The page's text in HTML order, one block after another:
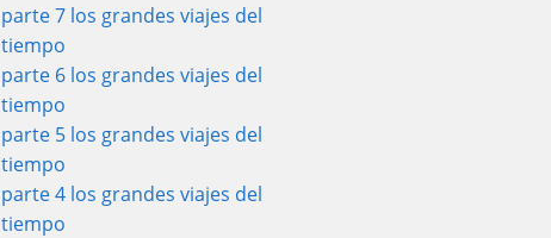
parte 7 los grandes viajes del
tiempo
parte 6 los grandes viajes del
tiempo
parte 5 los grandes viajes del
tiempo
parte 4 los grandes viajes del
tiempo